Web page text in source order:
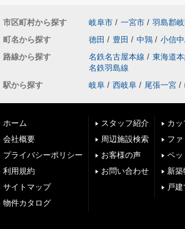
市区町村から探す 岐阜市 / 一宮市 / 羽島郡
町名から探す
徳田 / 豊田 / 中鶉 / 小信
路線から探す
名鉄名古屋本線 / 東海道
名鉄羽島線
駅から探す
岐阜 / 西岐阜 / 尾張一宮 /
ホーム
会社概要
プライバシーポリシー
利用規約
サイトマップ
物件カタログ
スタッフ紹介
周辺施設検索
お客様の声
お問い合わせ
カッ
フ
ペッ
新
戸建